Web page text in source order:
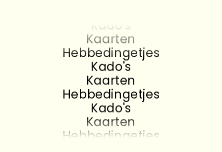
Kaarten
Hebbedingetjes
Kado's
Kaarten
Hebbedingetjes
Kado's
Kaarten
Hebbedingetjes